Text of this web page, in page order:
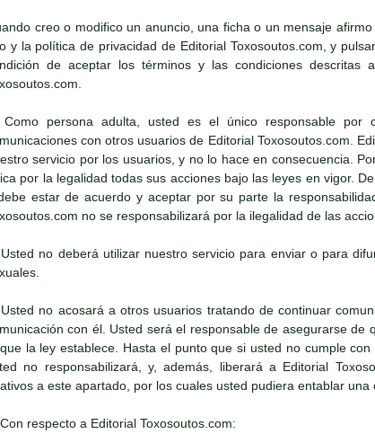
creo o modifico un anuncio, una ficha o un mensaje
y la política de privacidad de Editorial Toxosoutos.com, y
de aceptar los términos y las condiciones
Como persona adulta, usted es el único responsable
con otros usuarios de Editorial Toxosoutos.com.
servicio por los usuarios, y no lo hace en consecuencia.
por la legalidad todas sus acciones bajo las leyes en vigor.
estar de acuerdo y aceptar por su parte la
no se responsabilizará por la ilegalidad de las
no deberá utilizar nuestro servicio para enviar o para
no acosará a otros usuarios tratando de continuar
con él. Usted será el responsable de asegurarse
la ley establece. Hasta el punto que si usted no cumple
no responsabilizará, y, además, liberará a Editorial
a este apartado, por los cuales usted pudiera entablar
respecto a Editorial Toxosoutos.com: